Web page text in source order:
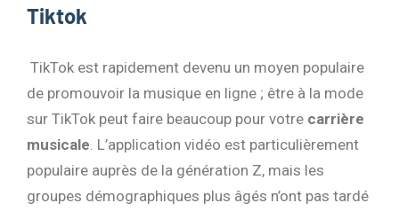
Tiktok
TikTok est rapidement devenu un moyen populaire
de promouvoir la musique en ligne ; être à la mode
sur TikTok peut faire beaucoup pour votre carrière
musicale . L’application vidéo est particulièrement
populaire auprès de la génération Z, mais les
groupes démographiques plus âgés n’ont pas tardé